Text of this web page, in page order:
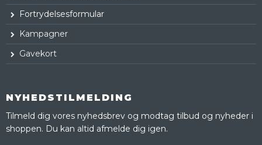
Fortrydelsesformular
Kampagner
Gavekort
NYHEDSTILMELDING
Tilmeld dig vores nyhedsbrev og modtag tilbud og nyheder i
shoppen. Du kan altid afmelde dig igen.